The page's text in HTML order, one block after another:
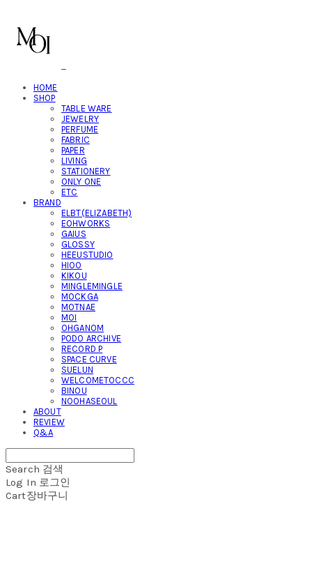
HOME
SHOP
TABLE WARE
JEWELRY
PERFUME
FABRIC
PAPER
LIVING
STATIONERY
ONLY ONE
ETC
BRAND
ELBT(ELIZABETH)
EOHWORKS
GAIUS
GLOSSY
HEEUSTUDIO
HIOO
KIKOU
MINGLEMINGLE
MOCKGA
MOTNAE
MOI
OHGANOM
PODO ARCHIVE
RECORD P
SPACE CURVE
SUELUN
WELCOMETOCCC
BINOU
NOOHASEOUL
ABOUT
REVIEW
Q&A
Search 검색
Log In 로그인
Cart장바구니